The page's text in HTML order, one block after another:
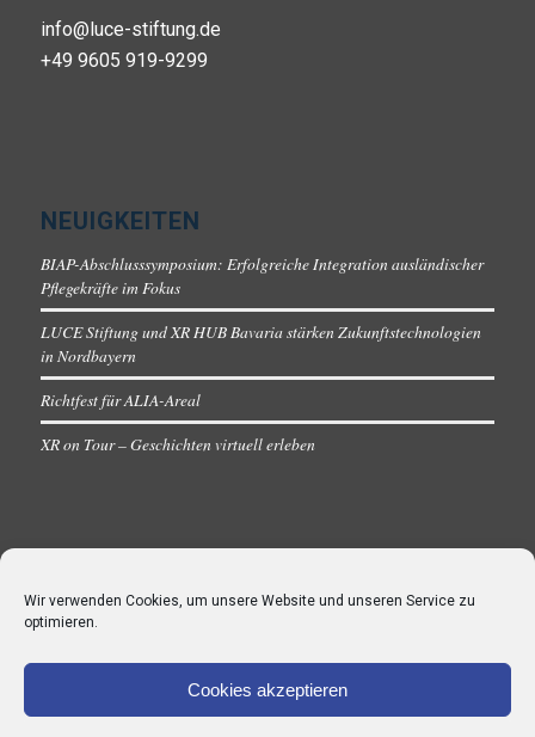
Wir verwenden Cookies, um unsere Website und unseren Service zu
optimieren.
Cookies akzeptieren
info@luce-stiftung.de
+49 9605 919-9299
NEUIGKEITEN
BIAP-Abschlusssymposium: Erfolgreiche Integration ausländischer
Pflegekräfte im Fokus
LUCE Stiftung und XR HUB Bavaria stärken Zukunftstechnologien
in Nordbayern
Richtfest für ALIA-Areal
XR on Tour – Geschichten virtuell erleben